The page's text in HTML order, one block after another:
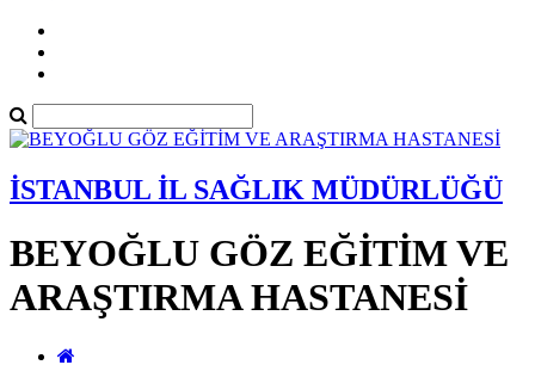
İSTANBUL İL SAĞLIK MÜDÜRLÜĞÜ
BEYOĞLU GÖZ EĞİTİM VE
ARAŞTIRMA HASTANESİ